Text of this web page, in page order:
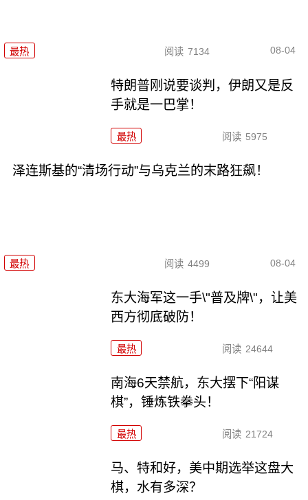
最热 阅读 7134 08-04
特朗普刚说要谈判，伊朗又是反
手就是一巴掌！
最热 阅读 5975
泽连斯基的“清场行动”与乌克兰的末路狂飙！
最热 阅读 4499 08-04
东大海军这一手\"普及牌\"，让美
西方彻底破防！
最热 阅读 24644
南海6天禁航，东大摆下“阳谋
棋”，锤炼铁拳头！
最热 阅读 21724
马、特和好，美中期选举这盘大
棋，水有多深？